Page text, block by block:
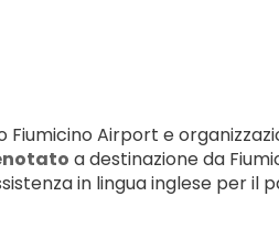
Fiumicino Airport e
a destinazione da
in lingua inglese per il